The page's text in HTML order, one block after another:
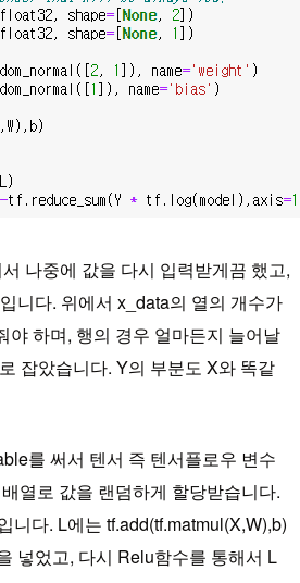
나중에 값을 다시 입력받게끔 했고,
니다. 위에서 x_data의 열의 개수가
야 하며, 행의 경우 얼마든지 늘어날
잡았습니다. Y의 부분도 X와 똑같
를 써서 텐서 즉 텐서플로우 변수
열로 값을 랜덤하게 할당받습니다.
니다. L에는 tf.add(tf.matmul(X,W),b)
넣었고, 다시 Relu함수를 통해서 L